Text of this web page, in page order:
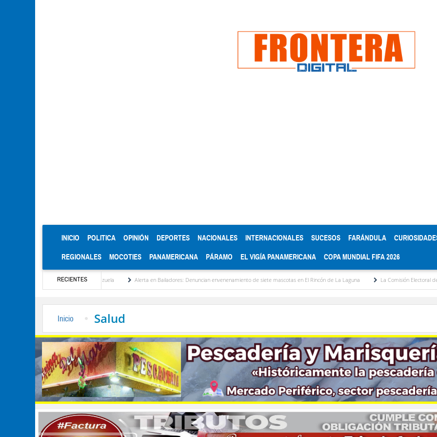
INICIO (CURRENT)
POLITICA OPINIÓN DEPORTES NACIONALES INTERNACIONALES SUCESOS FARÁNDULA
REGIONALES MOCOTIES PANAMERICANA PÁRAMO EL VIGÍA PANAMERICANA COPA MUNDIAL FIFA 2026
RECIENTES
de Venezuela Alerta en Bailadores: Denuncian envenenamiento de siete mascotas en El Rincón de La Laguna La Comisión Electoral del Colegio de
Inicio Salud